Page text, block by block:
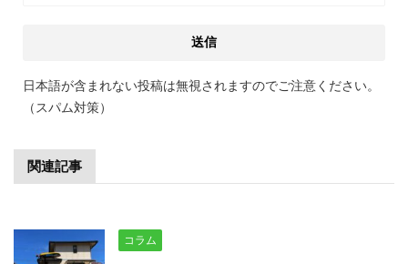
日本語が含まれない投稿は無視されますのでご注意ください。
（スパム対策）
関連記事
コラム